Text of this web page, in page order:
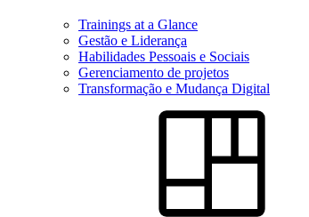
Trainings at a Glance
Gestão e Liderança
Habilidades Pessoais e Sociais
Gerenciamento de projetos
Transformação e Mudança Digital